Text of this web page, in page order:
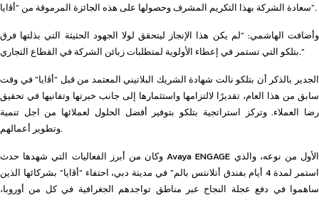
سعادة الشركة بهذا التكريم المشرف وحصولها على هذه الجائزة المرموقة من “أﭬايا”.
وأضافت الهاشمي: “لم يكن هذا الإنجاز ليتحقق لولا الجهود الحثيثة التي بذلتها فرق
بتلكو التي تستمر في إعطاء الأولوية لمتطلبات زبائن الشركة في القطاع التجاري.”
الجدير بالذكر أن بتلكو نالت شهادة الشريك البلاتيني المعتمد من قبل “أﭬايا” في وقت
سابق من هذا العام، تقديرًا لالتزامها واستثمارها إلى جانب خبرتها وتفانيها في تحقيق
رضا العملاء. وتركز استراتجية بتلكو بتوفير أفضل الحلول لعملائها من اجل تنمية
وتطوير أعمالهم.
وكان من أبرز الفعاليات التي شهدها حدث Avaya ENGAGE الأول من نوعه، والذي
استمر لمدة 4 أيام بفندق أتلانتس بالم” في مدينة دبي، احتفاء “أﭬايا” بشركائها الذين
ساهموا في دفع عجلة النجاح عبر مناطق تواجدهم الجغرافية في كل من أوروبا،